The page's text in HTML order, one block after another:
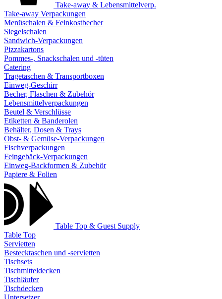
Take-away & Lebensmittelverp.
Take-away Verpackungen
Menüschalen & Feinkostbecher
Siegelschalen
Sandwich-Verpackungen
Pizzakartons
Pommes-, Snackschalen und -tüten
Catering
Tragetaschen & Transportboxen
Einweg-Geschirr
Becher, Flaschen & Zubehör
Lebensmittelverpackungen
Beutel & Verschlüsse
Etiketten & Banderolen
Behälter, Dosen & Trays
Obst- & Gemüse-Verpackungen
Fischverpackungen
Feingebäck-Verpackungen
Einweg-Backformen & Zubehör
Papiere & Folien
Table Top & Guest Supply
Table Top
Servietten
Bestecktaschen und -servietten
Tischsets
Tischmitteldecken
Tischläufer
Tischdecken